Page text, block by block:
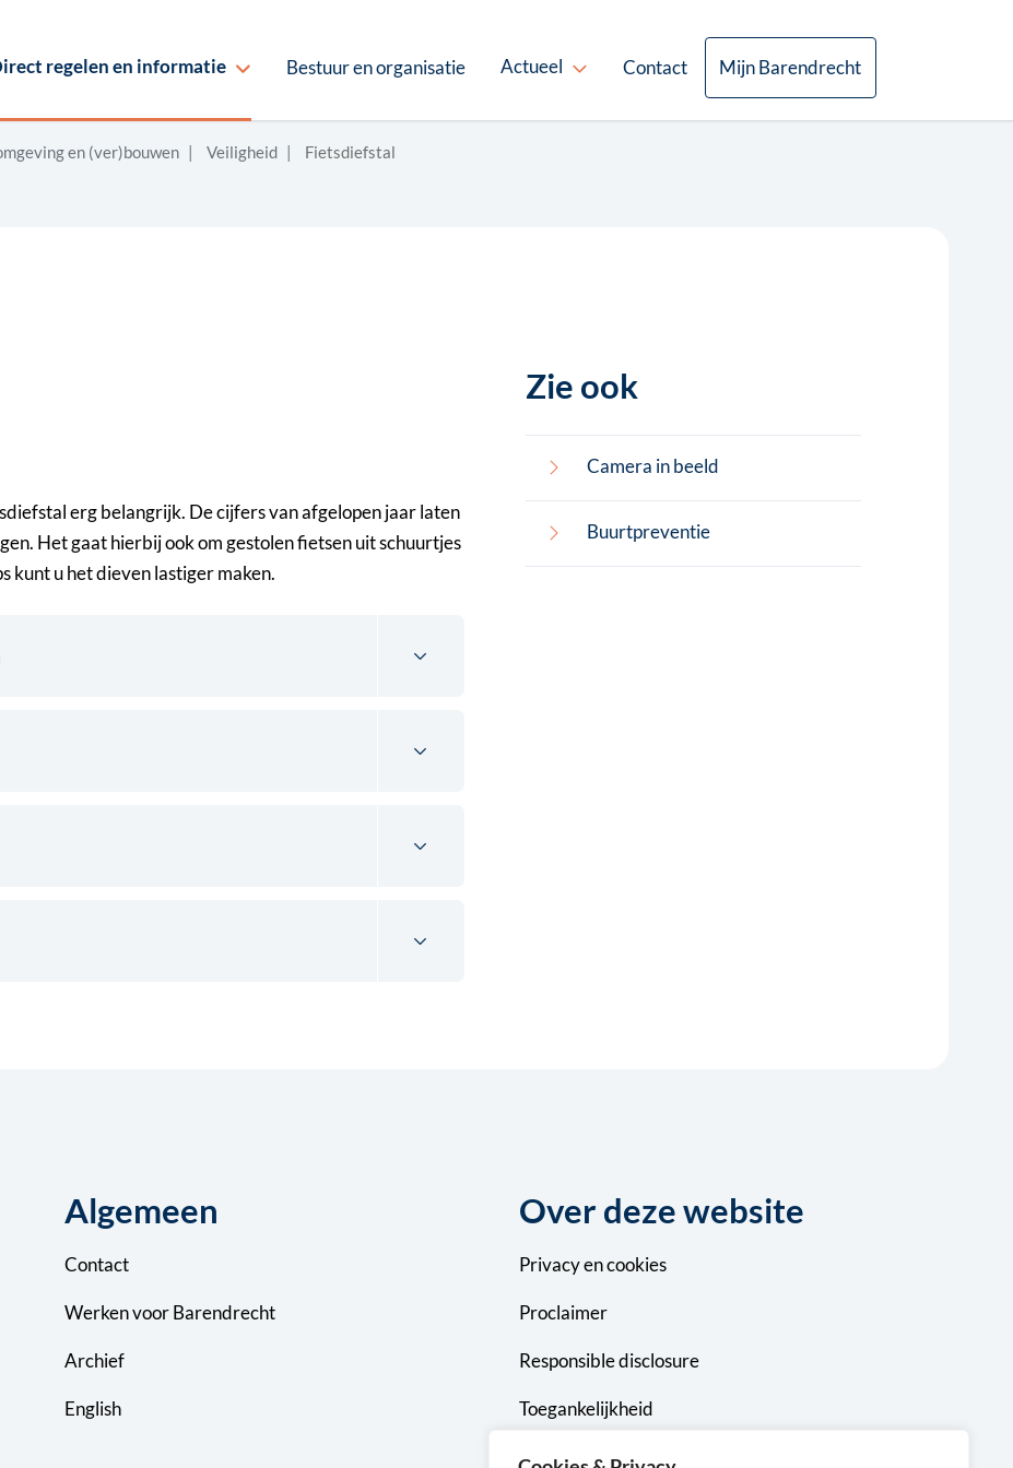
regelen en informatie Bestuur en organisatie Actueel Contact Mijn Barendrecht
en (ver)bouwen Veiligheid Fietsdiefstal
erg belangrijk. De cijfers van afgelopen jaar laten
Het gaat hierbij ook om gestolen fietsen uit schuurtjes
kunt u het dieven lastiger maken.
Zie ook
Camera in beeld
Buurtpreventie
Algemeen
Contact
Werken voor Barendrecht
Archief
English
Over deze website
Privacyencookies
Proclaimer
Responsible disclosure
Toegankelijkheid
Sitemap